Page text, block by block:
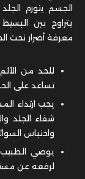
الجسم يتورم
يتراوح بين
معرفة أضرار نحت
للحد من
تساعد على
يجب ارتداء
شفاء الجلد
واحتباس
يوصي الطبيب
لرفعه عن